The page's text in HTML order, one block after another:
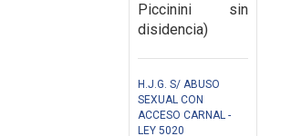
Piccinini sin
disidencia)
H.J.G. S/ ABUSO
SEXUAL CON
ACCESO CARNAL -
LEY 5020